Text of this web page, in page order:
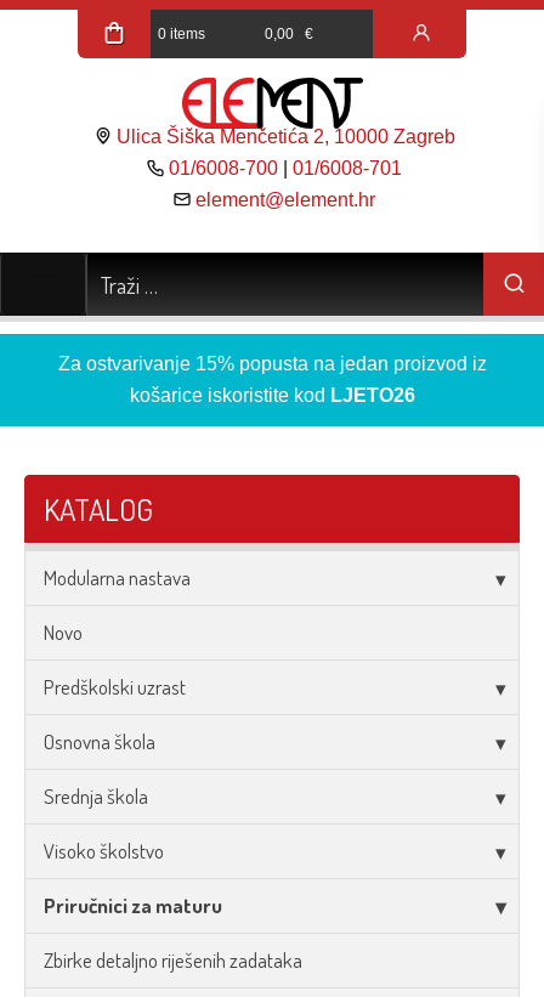
0 items 0,00 €
Ulica Šiška Menčetića 2, 10000 Zagreb
01/6008-700 |01/6008-701
element@element.hr
Za ostvarivanje 15% popusta na jedan proizvod iz
košarice iskoristite kod LJETO26
KATALOG
Modularna nastava
Novo
Predškolski uzrast
Osnovna škola
Srednja škola
Visoko školstvo
Priručnici za maturu
Zbirke detaljno riješenih zadataka